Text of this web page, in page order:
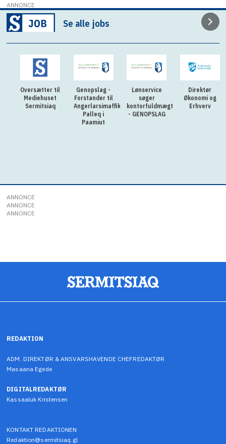
ANNONCE
Se alle jobs
Oversætter til
Mediehuset
Sermitsiaq
Genopslag -
Forstander til
Angerlarsimaffik
Palleq i
Paamiut
Lønservice
søger
kontorfuldmægtig
- GENOPSLAG
Direktør
Økonomi og
Erhverv
ANNONCE
ANNONCE
ANNONCE
REDAKTION
ADM. DIREKTØR & ANSVARSHAVENDE CHEFREDAKTØR
Masaana Egede
DIGITALREDAKTØR
Kassaaluk Kristensen
KONTAKT REDAKTIONEN
Redaktion@sermitsiaq.gl